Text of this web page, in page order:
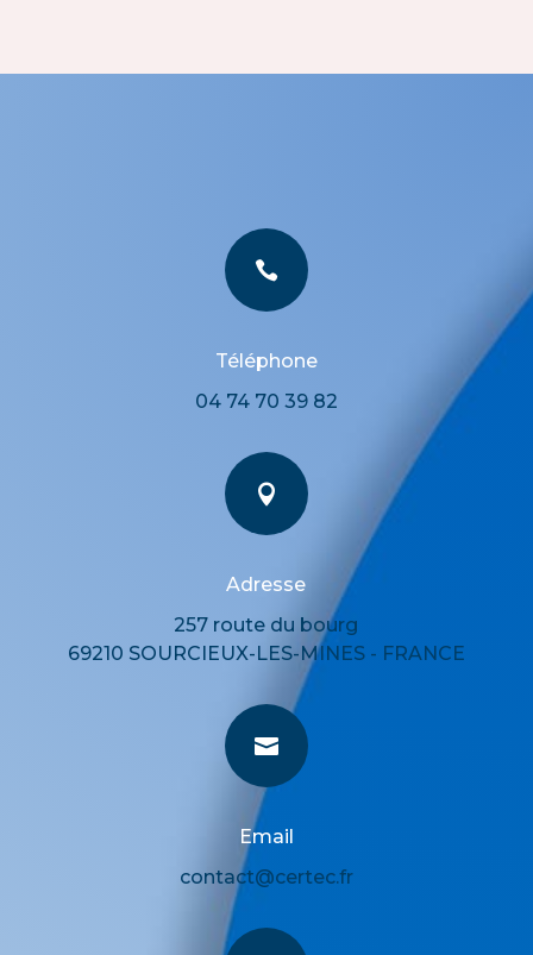

Téléphone
04 74 70 39 82

Adresse
257 route du bourg
69210 SOURCIEUX-LES-MINES - FRANCE

Email
contact@certec.fr